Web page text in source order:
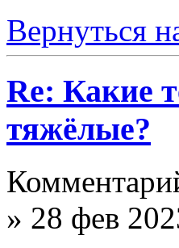
Вернуться
Re: Какие
тяжёлые?
» 28 фев